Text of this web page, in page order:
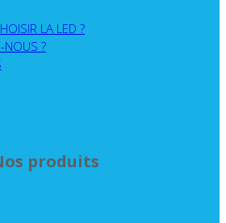
LA LED ?
NOUS ?
produits